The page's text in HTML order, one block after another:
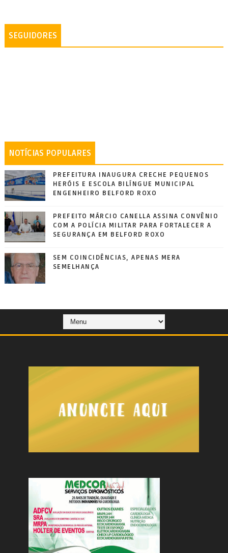
SEGUIDORES
NOTÍCIAS POPULARES
PREFEITURA INAUGURA CRECHE PEQUENOS
HERÓIS E ESCOLA BILÍNGUE MUNICIPAL
ENGENHEIRO BELFORD ROXO
PREFEITO MÁRCIO CANELLA ASSINA CONVÊNIO
COM A POLÍCIA MILITAR PARA FORTALECER A
SEGURANÇA EM BELFORD ROXO
SEM COINCIDÊNCIAS, APENAS MERA
SEMELHANÇA